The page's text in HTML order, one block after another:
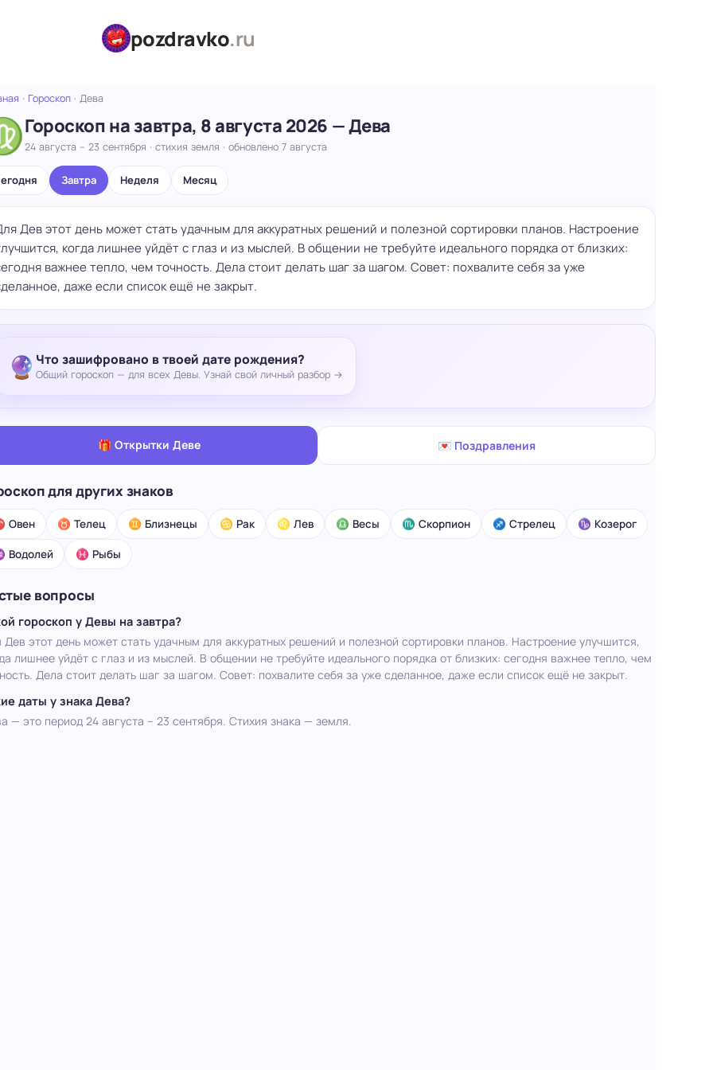
pozdravko.ru
· Гороскоп· Дева
Гороскоп на завтра, 8 августа 2026 — Дева
24 августа – 23 сентября · стихия земля · обновлено 7 августа
Завтра Неделя Месяц
Дев этот день может стать удачным для аккуратных решений и полезной сортировки планов. Настроение
когда лишнее уйдёт с глаз и из мыслей. В общении не требуйте идеального порядка от близких:
важнее тепло, чем точность. Дела стоит делать шаг за шагом. Совет: похвалите себя за уже
даже если список ещё не закрыт.
🔮 Что зашифровано в твоей дате рождения?
Общий гороскоп — для всех Девы. Узнай свой личный разбор →
🎁 Открытки Деве 💌 Поздравления
для других знаков
Овен ♉ Телец ♊ Близнецы ♋ Рак ♌ Лев ♎ Весы ♏ Скорпион ♐ Стрелец ♑ Козерог
Водолей ♓ Рыбы
вопросы
гороскоп у Девы на завтра?
Дев этот день может стать удачным для аккуратных решений и полезной сортировки планов. Настроение улучшится,
лишнее уйдёт с глаз и из мыслей. В общении не требуйте идеального порядка от близких: сегодня важнее тепло, чем
Дела стоит делать шаг за шагом. Совет: похвалите себя за уже сделанное, даже если список ещё не закрыт.
даты у знака Дева?
— это период 24 августа – 23 сентября. Стихия знака — земля.